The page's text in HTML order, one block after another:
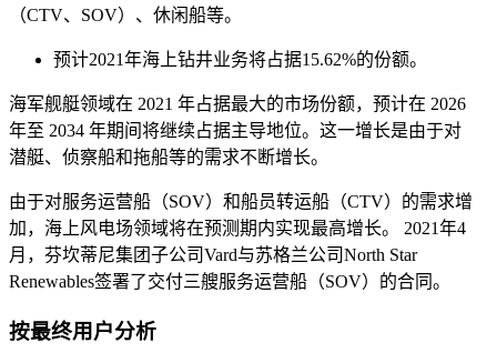
（CTV、SOV）、休闲船等。
预计2021年海上钻井业务将占据15.62%的份额。
海军舰艇领域在 2021 年占据最大的市场份额，预计在 2026
年至 2034 年期间将继续占据主导地位。这一增长是由于对
潜艇、侦察船和拖船等的需求不断增长。
由于对服务运营船（SOV）和船员转运船（CTV）的需求增
加，海上风电场领域将在预测期内实现最高增长。 2021年4
月，芬坎蒂尼集团子公司Vard与苏格兰公司North Star
Renewables签署了交付三艘服务运营船（SOV）的合同。
按最终用户分析